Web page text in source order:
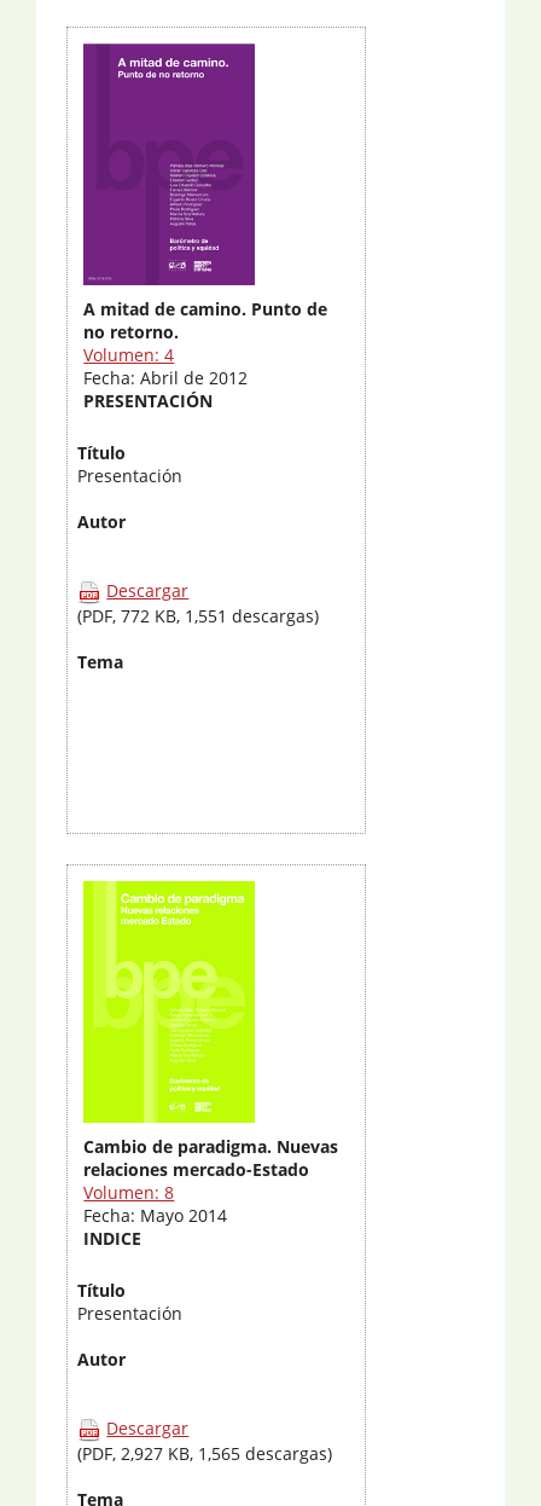
A mitad de camino. Punto de
no retorno.
Volumen: 4
Fecha: Abril de 2012
PRESENTACIÓN
Título
Presentación
Autor
Descargar
(PDF, 772 KB, 1,551 descargas)
Tema
Cambio de paradigma. Nuevas
relaciones mercado-Estado
Volumen: 8
Fecha: Mayo 2014
INDICE
Título
Presentación
Autor
Descargar
(PDF, 2,927 KB, 1,565 descargas)
Tema